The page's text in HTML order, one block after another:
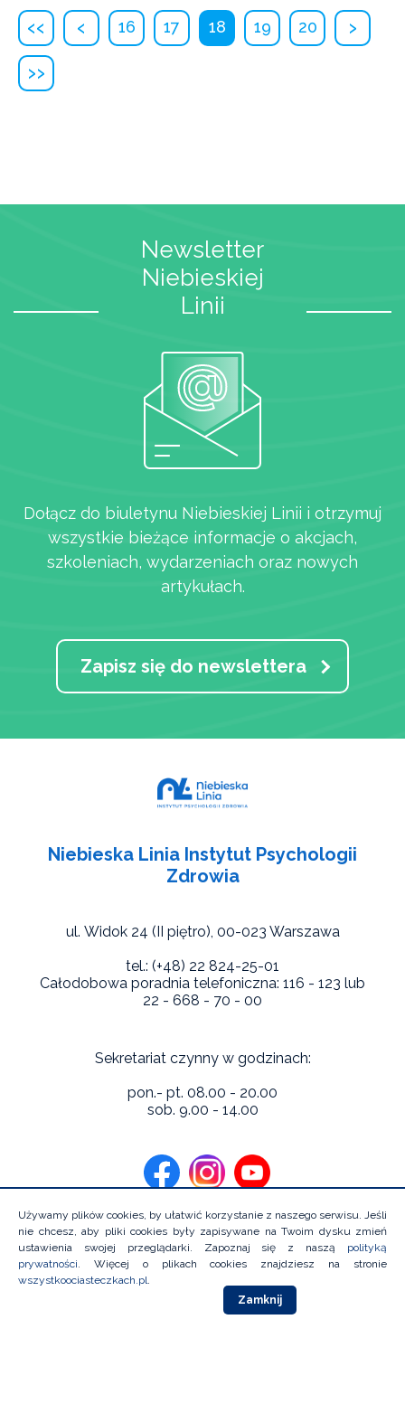
‹‹ ‹ 16 17 18 19 20
›
››
Newsletter
Niebieskiej
Linii
Dołącz do biuletynu Niebieskiej Linii i otrzymuj
wszystkie bieżące informacje o akcjach,
szkoleniach, wydarzeniach oraz nowych
artykułach.
Zapisz się do newslettera
Niebieska Linia Instytut Psychologii
Zdrowia
ul. Widok 24 (II piętro), 00-023 Warszawa
tel.: (+48) 22 824-25-01
Całodobowa poradnia telefoniczna: 116 - 123 lub
22 - 668 - 70 - 00
Sekretariat czynny w godzinach:
pon.- pt. 08.00 - 20.00
sob. 9.00 - 14.00
Copyright 2026 Niebieska Linia Instytutu Psychologii Zdrowia.
Wszystkie prawa zastrzeżone
Używamy plików cookies, by ułatwić korzystanie z naszego serwisu. Jeśli
nie chcesz, aby pliki cookies były zapisywane na Twoim dysku zmień
ustawienia swojej przeglądarki. Zapoznaj się z naszą polityką
prywatności. Więcej o plikach cookies znajdziesz na stronie
wszystkoociasteczkach.pl.
Zamknij